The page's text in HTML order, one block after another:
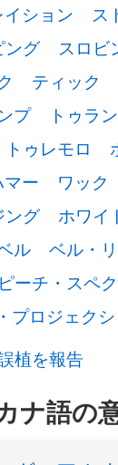
ション
ス
ング スロビ
ティック
プ
トゥラ
トゥレモロ
ー
ワック
ング
ホワイ
ル
ベル・
ーチ・スペ
プロジェク
植を報告
ナ語の